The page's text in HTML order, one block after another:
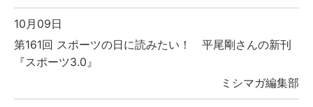
10月09日
第161回 スポーツの日に読みたい！ 平尾剛さんの新刊
『スポーツ3.0』
ミシマガ編集部